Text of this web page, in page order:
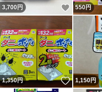
3,700円 いいね！
550円
1,350円 いいね！
1,150円